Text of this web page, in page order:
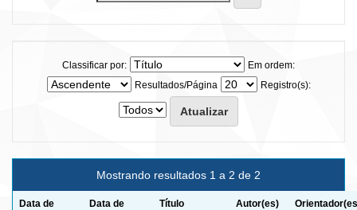
Classificar por:
Em ordem:
Resultados/Página
Registro(s):
Mostrando resultados 1 a 2 de 2
Data de
Data de
Título Autor(es)